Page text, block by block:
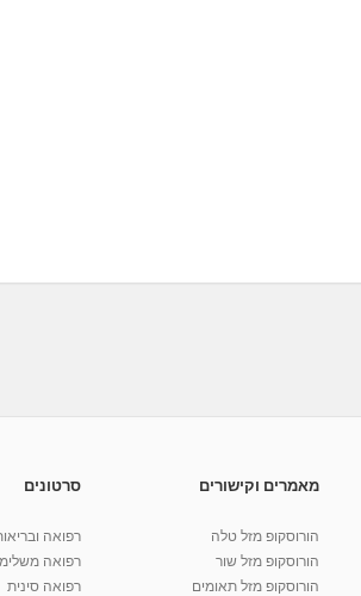
מאמרים וקישורים
הורוסקופ מזל טלה
הורוסקופ מזל שור
הורוסקופ מזל תאומים
סרטונים
רפואה
רפואה
רפואה סינית